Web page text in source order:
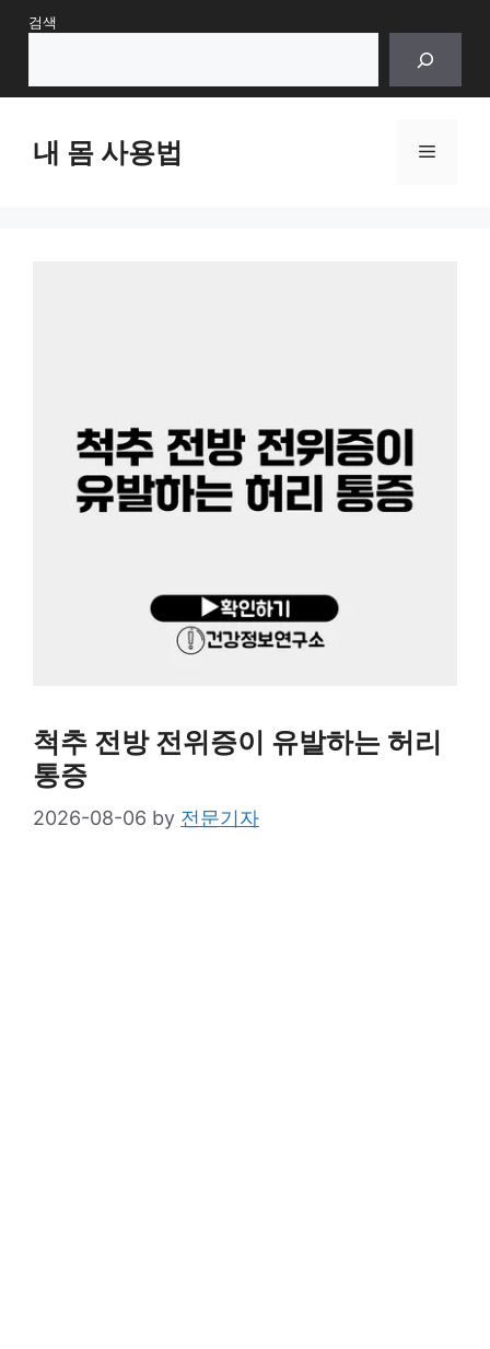
Skip검색
내 몸 사용법 Menu
척추 전방 전위증이 유발하는 허리
통증
2026-08-06 by 전문기자